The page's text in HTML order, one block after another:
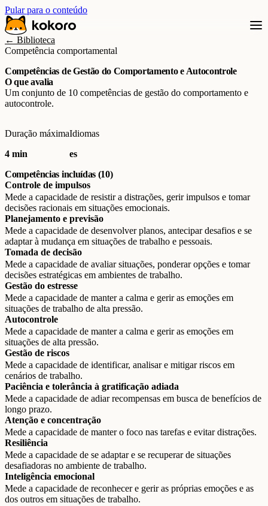
Pular para o conteúdo
← Biblioteca
Competência comportamental
Competências de Gestão do Comportamento e Autocontrole
O que avalia
Um conjunto de 10 competências de gestão do comportamento e
autocontrole.
Duração máxima
4 min
Idiomas
es
Competências incluídas (10)
Controle de impulsos
Mede a capacidade de resistir a distrações, gerir impulsos e tomar
decisões racionais em situações emocionais.
Planejamento e previsão
Mede a capacidade de desenvolver planos, antecipar desafios e se
adaptar à mudança em situações de trabalho e pessoais.
Tomada de decisão
Mede a capacidade de avaliar situações, ponderar opções e tomar
decisões estratégicas em ambientes de trabalho.
Gestão do estresse
Mede a capacidade de manter a calma e gerir as emoções em
situações de trabalho de alta pressão.
Autocontrole
Mede a capacidade de manter a calma e gerir as emoções em
situações de alta pressão.
Gestão de riscos
Mede a capacidade de identificar, analisar e mitigar riscos em
cenários de trabalho.
Paciência e tolerância à gratificação adiada
Mede a capacidade de adiar recompensas em busca de benefícios de
longo prazo.
Atenção e concentração
Mede a capacidade de manter o foco nas tarefas e evitar distrações.
Resiliência
Mede a capacidade de se adaptar e se recuperar de situações
desafiadoras no ambiente de trabalho.
Inteligência emocional
Mede a capacidade de reconhecer e gerir as próprias emoções e as
dos outros em situações de trabalho.